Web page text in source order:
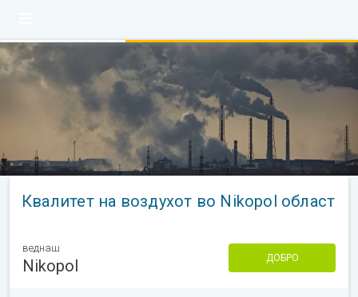
Квалитет на воздухот во Nikopol област
веднаш
Nikopol ДОБРО